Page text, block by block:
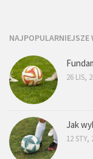
NAJPOPULARNIEJSZE
26 LIS,
Jak
12 STY,